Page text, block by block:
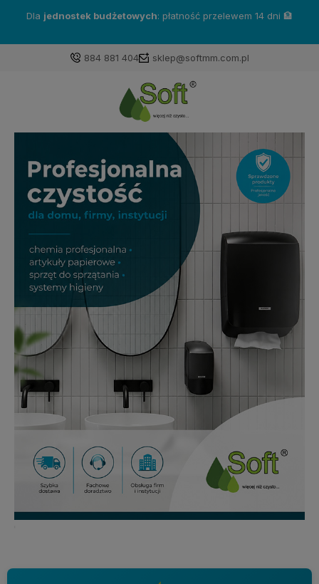
Dla jednostek budżetowych: płatność przelewem 14 dni 🏦
884 881 404 sklep@softmm.com.pl